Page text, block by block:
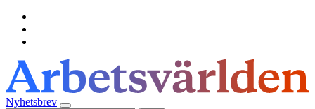
Nyhetsbrev